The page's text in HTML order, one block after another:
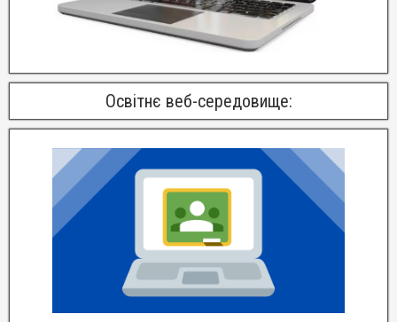
Освітнє веб-середовище: